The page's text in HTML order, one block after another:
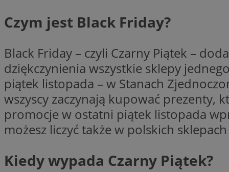
Czym jest Black Friday?
Black Friday – czyli Czarny Piątek –
dziękczynienia wszystkie sklepy
piątek listopada – w Stanach
wszyscy zaczynają kupować prezenty,
promocje w ostatni piątek listopada
możesz liczyć także w polskich
Kiedy wypada Czarny Piątek?
Nazwa
sa-user-id-v3
Nazwa
Nazwa
google_push
Nazwa
mlcwc
__Secure-YNID